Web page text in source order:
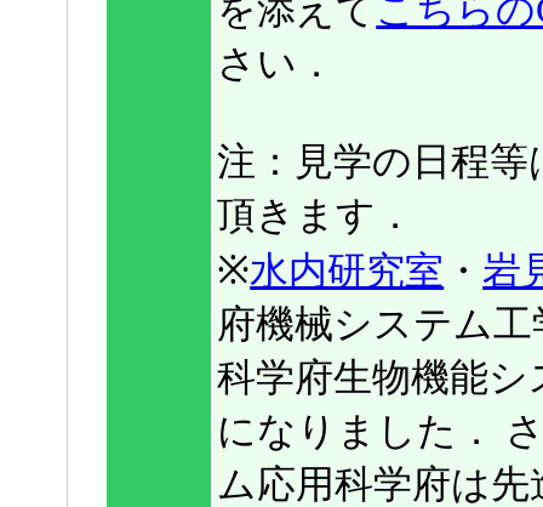
を添えて こちらの
さい．
注：見学の日程
頂きます．
※水内研究室 ・岩
府機械システム
科学府生物機能
になりました．
ム応用科学府は